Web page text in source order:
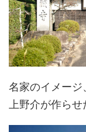
名家のイメージ
上野介が作ら